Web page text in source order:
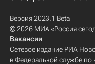
Версия 2023.1 Beta
© 2026 МИА «Россия
Вакансии
Сетевое издание РИА
в Федеральной службе по